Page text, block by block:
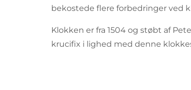
bekostede flere forbedringer ved
Klokken er fra 1504 og støbt af
krucifix i lighed med denne